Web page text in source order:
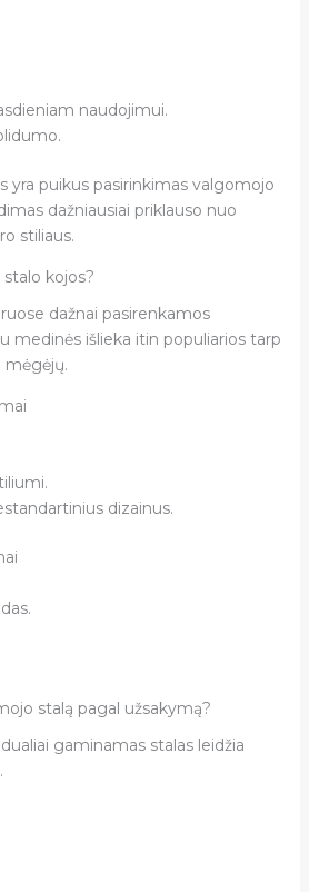
naudojimui.
yra puikus pasirinkimas valgomojo
dažniausiai priklauso nuo
stiliaus.
kojos?
dažnai pasirenkamos
medinės išlieka itin populiarios tarp
mėgėjų.
dizainus.
stalą pagal užsakymą?
gaminamas stalas leidžia